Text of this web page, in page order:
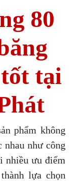
80
tại
phẩm không
như công
nhiều ưu điểm
lựa chọn